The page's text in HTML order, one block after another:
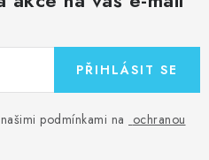
podmínkami na ochranou
PŘIHLÁSIT SE